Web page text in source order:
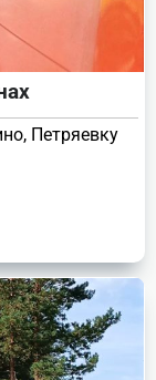
Петряевку